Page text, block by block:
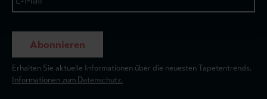
Abonnieren
Erhalten Sie aktuelle Informationen über die neuesten Tapetentrends.
Informationen zum Datenschutz.